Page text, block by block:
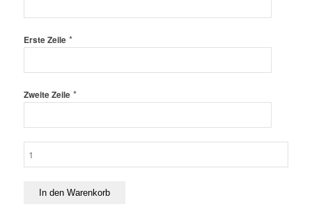
Erste Zeile*
Zweite Zeile*
In den Warenkorb